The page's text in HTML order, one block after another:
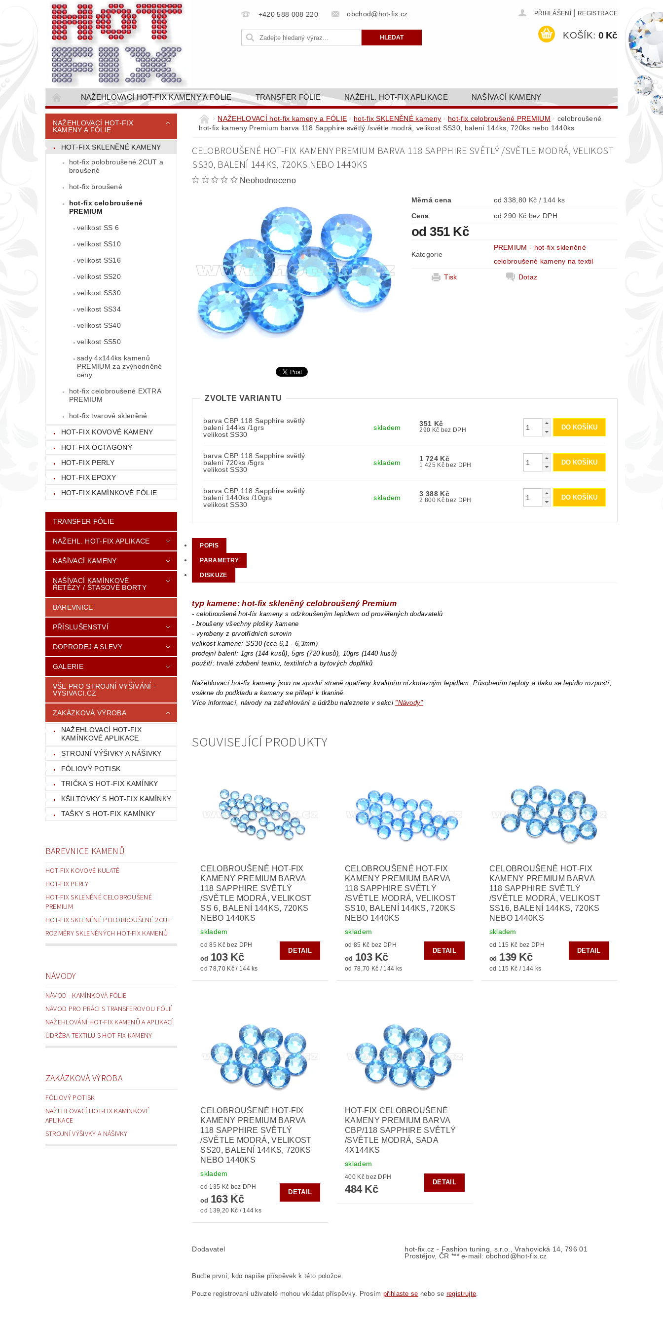
+420 588 008 220 obchod@hot-fix.cz PŘIHLÁŠENÍ REGISTRACE
KOŠÍK: 0 Kč
NAŽEHLOVACÍ HOT-FIX KAMENY A FÓLIE TRANSFER FÓLIE NAŽEHL. HOT-FIX APLIKACE NAŠÍVACÍ KAMENY
NAŠÍVACÍ KAMÍNKOVÉ ŘETĚZY / ŠTASOVÉ BORTY BAREVNICE PŘÍSLUŠENSTVÍ DOPRODEJ A SLEVY GALERIE
VŠE PRO STROJNÍ VYŠÍVÁNÍ - VYSIVACI.CZ ZAKÁZKOVÁ VÝROBA NAPIŠTE NÁM KONTAKTY FA FASHION TUNING, S.R.O.
BAREVNICE KAMENŮ NÁVODY OBCHODNÍ PODMÍNKY PRO E-SHOP HOT-FIX.CZ ZÁSADY OCHRANY OSOBNÍCH ÚDAJŮ
CENÍK DOPRAVY (NÁKLADŮ EXPEDICE) PLATNÝ OD 14. 1.2025
NAŽEHLOVACÍ HOT-FIX
KAMENY A FÓLIE
HOT-FIX SKLENĚNÉ KAMENY
hot-fix polobroušené 2CUT a
broušené
hot-fix broušené
hot-fix celobroušené
PREMIUM
velikost SS 6
velikost SS10
velikost SS16
velikost SS20
velikost SS30
velikost SS34
velikost SS40
velikost SS50
sady 4x144ks kamenů
PREMIUM za zvýhodněné
ceny
hot-fix celobroušené EXTRA
PREMIUM
hot-fix tvarové skleněné
HOT-FIX KOVOVÉ KAMENY
HOT-FIX OCTAGONY
HOT-FIX PERLY
HOT-FIX EPOXY
HOT-FIX KAMÍNKOVÉ FÓLIE
TRANSFER FÓLIE
NAŽEHL. HOT-FIX APLIKACE
NAŠÍVACÍ KAMENY
NAŠÍVACÍ KAMÍNKOVÉ
ŘETĚZY / ŠTASOVÉ BORTY
BAREVNICE
PŘÍSLUŠENSTVÍ
DOPRODEJ A SLEVY
GALERIE
VŠE PRO STROJNÍ VYŠÍVÁNÍ -
VYSIVACI.CZ
ZAKÁZKOVÁ VÝROBA
NAŽEHLOVACÍ HOT-FIX
KAMÍNKOVÉ APLIKACE
STROJNÍ VÝŠIVKY A NÁŠIVKY
FÓLIOVÝ POTISK
TRIČKA S HOT-FIX KAMÍNKY
KŠILTOVKY S HOT-FIX KAMÍNKY
TAŠKY S HOT-FIX KAMÍNKY
BAREVNICE KAMENŮ
HOT-FIX KOVOVÉ KULATÉ
HOT-FIX PERLY
HOT-FIX SKLENĚNÉ CELOBROUŠENÉ
PREMIUM
HOT-FIX SKLENĚNÉ POLOBROUŠENÉ 2CUT
ROZMĚRY SKLENĚNÝCH HOT-FIX KAMENŮ
NÁVODY
NÁVOD - KAMÍNKOVÁ FÓLIE
NÁVOD PRO PRÁCI S TRANSFEROVOU FÓLIÍ
NAŽEHLOVÁNÍ HOT-FIX KAMENŮ A APLIKACÍ
ÚDRŽBA TEXTILU S HOT-FIX KAMENY
ZAKÁZKOVÁ VÝROBA
FÓLIOVÝ POTISK
NAŽEHLOVACÍ HOT-FIX KAMÍNKOVÉ
APLIKACE
STROJNÍ VÝŠIVKY A NÁŠIVKY
NAŽEHLOVACÍ hot-fix kameny a FÓLIE hot-fix SKLENĚNÉ kameny hot-fix celobroušené PREMIUM
celobroušené
hot-fix kameny Premium barva 118 Sapphire světlý /světle modrá, velikost SS30, balení 144ks, 720ks nebo 1440ks
CELOBROUŠENÉ HOT-FIX KAMENY PREMIUM BARVA 118 SAPPHIRE SVĚTLÝ /SVĚTLE MODRÁ, VELIKOST
SS30, BALENÍ 144KS, 720KS NEBO 1440KS
Neohodnoceno
Měrná cena
od 338,80 Kč / 144 ks
Cena
od 290 Kč bez DPH
od 351 Kč
Kategorie
PREMIUM - hot-fix skleněné
celobroušené kameny na textil
Tisk
Dotaz
ZVOLTE VARIANTU
barva CBP 118 Sapphire světlý
balení 144ks /1grs
velikost SS30
skladem 351 Kč
290 Kč bez DPH
barva CBP 118 Sapphire světlý
balení 720ks /5grs
velikost SS30
skladem 1 724 Kč
1 425 Kč bez DPH
barva CBP 118 Sapphire světlý
balení 1440ks /10grs
velikost SS30
skladem 3 388 Kč
2 800 Kč bez DPH
POPIS
PARAMETRY
DISKUZE
typ kamene: hot-fix skleněný celobroušený Premium
- celobroušené hot-fix kameny s odzkoušeným lepidlem od prověřených dodavatelů
- broušeny všechny plošky kamene
- vyrobeny z prvotřídních surovin
velikost kamene: SS30 (cca 6,1 - 6,3mm)
prodejní balení: 1grs (144 kusů), 5grs (720 kusů), 10grs (1440 kusů)
použití: trvalé zdobení textilu, textilních a bytových doplňků
Nažehlovací hot-fix kameny jsou na spodní straně opatřeny kvalitním nízkotavným lepidlem. Působením teploty a tlaku se lepidlo rozpustí,
vsákne do podkladu a kameny se přilepí k tkanině.
Více informací, návody na zažehlování a údržbu naleznete v sekci "Návody"
SOUVISEJÍCÍ PRODUKTY
CELOBROUŠENÉ HOT-FIX
KAMENY PREMIUM BARVA
118 SAPPHIRE SVĚTLÝ
/SVĚTLE MODRÁ, VELIKOST
SS 6, BALENÍ 144KS, 720KS
NEBO 1440KS
skladem
od 85 Kč bez DPH
od 103 Kč
od 78,70 Kč / 144 ks
DETAIL
CELOBROUŠENÉ HOT-FIX
KAMENY PREMIUM BARVA
118 SAPPHIRE SVĚTLÝ
/SVĚTLE MODRÁ, VELIKOST
SS10, BALENÍ 144KS, 720KS
NEBO 1440KS
skladem
od 85 Kč bez DPH
od 103 Kč
od 78,70 Kč / 144 ks
DETAIL
CELOBROUŠENÉ HOT-FIX
KAMENY PREMIUM BARVA
118 SAPPHIRE SVĚTLÝ
/SVĚTLE MODRÁ, VELIKOST
SS16, BALENÍ 144KS, 720KS
NEBO 1440KS
skladem
od 115 Kč bez DPH
od 139 Kč
od 115 Kč / 144 ks
DETAIL
CELOBROUŠENÉ HOT-FIX
KAMENY PREMIUM BARVA
118 SAPPHIRE SVĚTLÝ
/SVĚTLE MODRÁ, VELIKOST
SS20, BALENÍ 144KS, 720KS
NEBO 1440KS
skladem
od 135 Kč bez DPH
od 163 Kč
od 139,20 Kč / 144 ks
DETAIL
HOT-FIX CELOBROUŠENÉ
KAMENY PREMIUM BARVA
CBP/118 SAPPHIRE SVĚTLÝ
/SVĚTLE MODRÁ, SADA
4X144KS
skladem
400 Kč bez DPH
484 Kč
DETAIL
Dodavatel
hot-fix.cz - Fashion tuning, s.r.o., Vrahovická 14, 796 01
Prostějov, ČR *** e-mail: obchod@hot-fix.cz
Buďte první, kdo napíše příspěvek k této položce.
Pouze registrovaní uživatelé mohou vkládat příspěvky. Prosím přihlaste se nebo se registrujte